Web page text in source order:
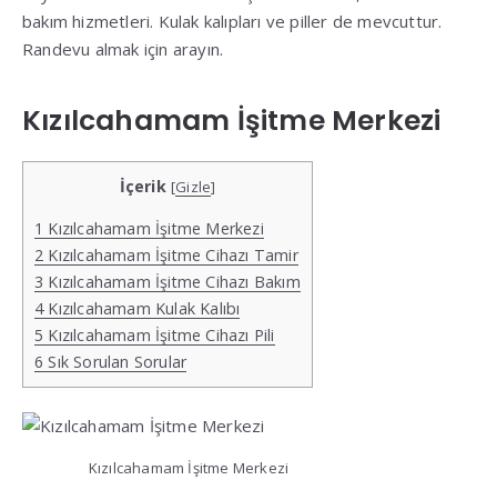
bakım hizmetleri. Kulak kalıpları ve piller de mevcuttur.
Randevu almak için arayın.
Kızılcahamam İşitme Merkezi
İçerik [Gizle]
1 Kızılcahamam İşitme Merkezi
2 Kızılcahamam İşitme Cihazı Tamir
3 Kızılcahamam İşitme Cihazı Bakım
4Kızılcahamam Kulak Kalıbı
5 Kızılcahamam İşitme Cihazı Pili
6 Sık Sorulan Sorular
Kızılcahamam İşitme Merkezi